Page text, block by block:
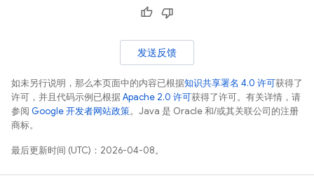
发送反馈
如未另行说明，那么本页面中的内容已根据知识共享署名 4.0 许可获得了
许可，并且代码示例已根据Apache 2.0 许可获得了许可。有关详情，请
参阅 Google 开发者网站政策。Java 是 Oracle 和/或其关联公司的注册
商标。
最后更新时间 (UTC)：2026-04-08。